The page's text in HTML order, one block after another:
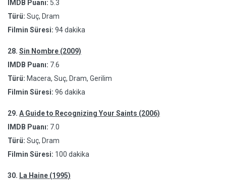
IMDB Puanı: 5.3
Türü: Suç, Dram
Filmin Süresi: 94 dakika
28. Sin Nombre (2009)
IMDB Puanı: 7.6
Türü: Macera, Suç, Dram, Gerilim
Filmin Süresi: 96 dakika
29. A Guide to Recognizing Your Saints (2006)
IMDB Puanı: 7.0
Türü: Suç, Dram
Filmin Süresi: 100 dakika
30. La Haine (1995)